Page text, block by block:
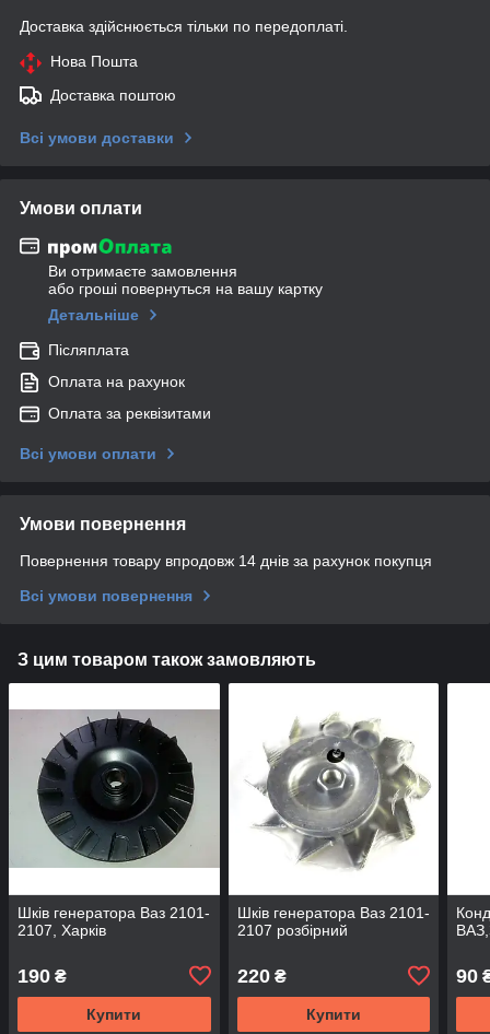
Доставка здійснюється тільки по передоплаті.
Нова Пошта
Доставка поштою
Всі умови доставки
Умови оплати
Ви отримаєте замовлення
або гроші повернуться на вашу картку
Детальніше
Післяплата
Оплата на рахунок
Оплата за реквізитами
Всі умови оплати
Умови повернення
Повернення товару впродовж 14 днів за рахунок покупця
Всі умови повернення
З цим товаром також замовляють
Шків генератора Ваз 2101-
2107, Харків
190 ₴
Купити
Шків генератора Ваз 2101-
2107 розбірний
220₴
Купити
90